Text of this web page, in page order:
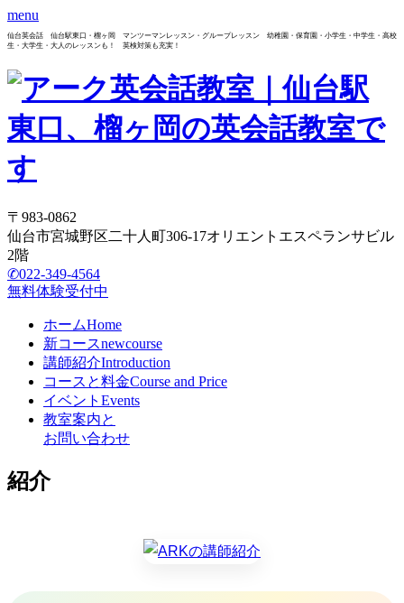
menu
仙台英会話 仙台駅東口・榴ヶ岡 マンツーマンレッスン・グループレッスン 幼稚園・保育園・小学生・中学生・高校
生・大学生・大人のレッスンも！ 英検対策も充実！
〒983-0862
仙台市宮城野区二十人町306-17オリエントエスペランサビル
2階
✆022-349-4564
無料体験受付中
ホームHome
新コースnewcourse
講師紹介Introduction
コースと料金Course and Price
イベント Events
教室案内と
お問い合わせ
紹介